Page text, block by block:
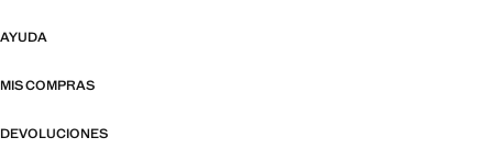
AYUDA
MIS COMPRAS
DEVOLUCIONES